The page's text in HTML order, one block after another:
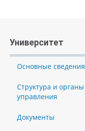
Университет
Основные сведения
Структура и органы
управления
Документы